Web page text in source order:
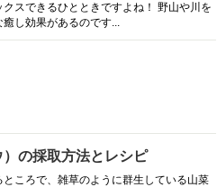
スできるひとときですよね！ 野山や川を
し効果があるのです...
の採取方法とレシピ
ころで、雑草のように群生している山菜